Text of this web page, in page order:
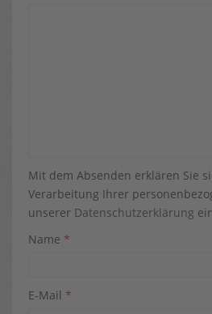
Mit dem Absenden erklären Sie
Verarbeitung Ihrer
unserer Datenschutzerklärung
Name *
E-Mail *